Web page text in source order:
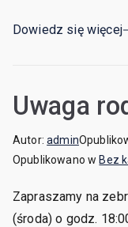
Dowiedz się więcej
Uwaga
Autor:admin
Opublikowano w Bez
Zapraszamy na
(środa) o godz.